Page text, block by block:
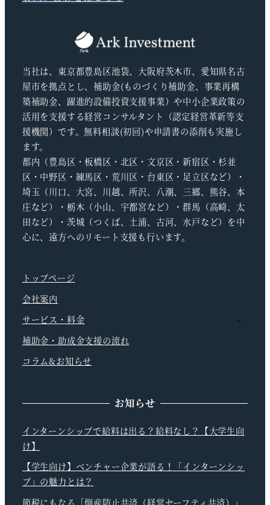
当社は、東京都豊島区池袋、大阪府茨木市、愛知県名古
屋市を拠点とし、補助金(ものづくり補助金、事業再構
築補助金、躍進的設備投資支援事業）や中小企業政策の
活用を支援する経営コンサルタント（認定経営革新等支
援機関）です。無料相談(初回)や申請書の添削も実施し
ます。
都内（豊島区・板橋区・北区・文京区・新宿区・杉並
区・中野区・練馬区・荒川区・台東区・足立区など）・
埼玉（川口、大宮、川越、所沢、八潮、三郷、熊谷、本
庄など）・栃木（小山、宇都宮など）・群馬（高崎、太
田など）・茨城（つくば、土浦、古河、水戸など）を中
心に、遠方へのリモート支援も行います。
トップページ
会社案内
サービス・料金
補助金・助成金支援の流れ
コラム&お知らせ
お知らせ
インターンシップで給料は出る？給料なし？【大学生向
け】
【学生向け】ベンチャー企業が語る！「インターンシッ
プ」の魅力とは？
節税にもなる「倒産防止共済（経営セーフティ共済）」